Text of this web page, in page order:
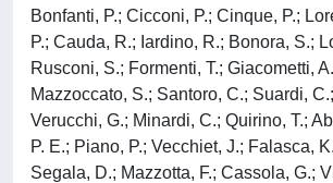
Bonfanti, P.; Cicconi, P.; Cinque, P.;
P.; Cauda, R.; Iardino, R.; Bonora, S.;
Rusconi, S.; Formenti, T.; Giacometti,
Mazzoccato, S.; Santoro, C.; Suardi,
Verucchi, G.; Minardi, C.; Quirino, T.;
P. E.; Piano, P.; Vecchiet, J.; Falasca,
Segala, D.; Mazzotta, F.; Cassola, G.;